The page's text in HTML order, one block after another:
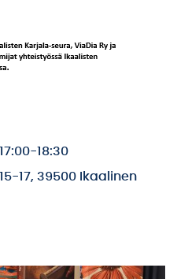
-18:30
17, 39500 Ikaalinen